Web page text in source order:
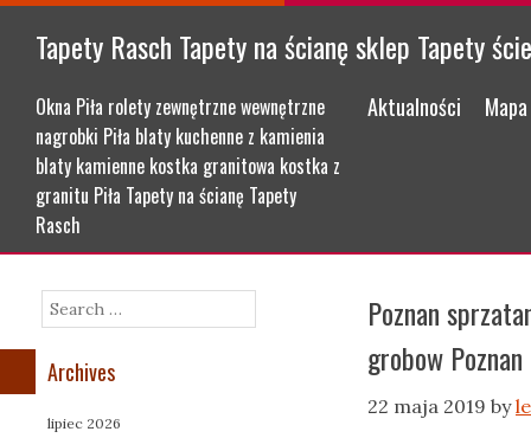
Tapety Rasch Tapety na ścianę sklep Tapety
Okna Piła rolety zewnętrzne wewnętrzne
nagrobki Piła blaty kuchenne z kamienia
blaty kamienne kostka granitowa kostka z
granitu Piła Tapety na ścianę Tapety
Rasch
Menu
Skip to content
Aktualności
Poznan
grobow
22 maja 2019 by
Search
Archives
lipiec 2026